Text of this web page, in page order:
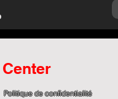
Politique de confidentialité